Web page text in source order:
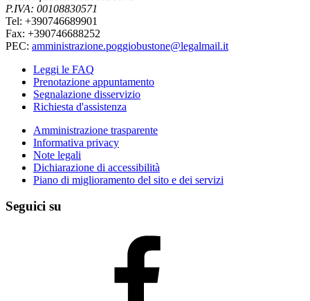
P.IVA: 00108830571
Tel: +390746689901
Fax: +390746688252
PEC: amministrazione.poggiobustone@legalmail.it
Leggi le FAQ
Prenotazione appuntamento
Segnalazione disservizio
Richiesta d'assistenza
Amministrazione trasparente
Informativa privacy
Note legali
Dichiarazione di accessibilità
Piano di miglioramento del sito e dei servizi
Seguici su